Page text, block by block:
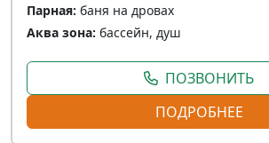
Парная: баня на дровах
Аква зона: бассейн, душ
ПОЗВОНИТЬ
ПОДРОБНЕЕ